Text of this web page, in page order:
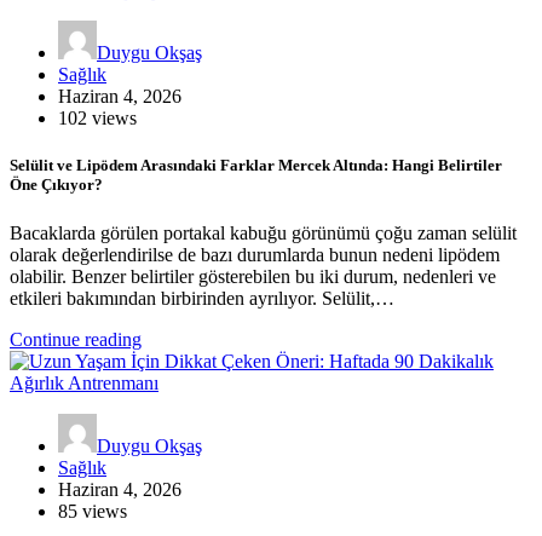
Duygu Okşaş
Sağlık
Haziran 4, 2026
102 views
Selülit ve Lipödem Arasındaki Farklar Mercek Altında: Hangi Belirtiler
Öne Çıkıyor?
Bacaklarda görülen portakal kabuğu görünümü çoğu zaman selülit
olarak değerlendirilse de bazı durumlarda bunun nedeni lipödem
olabilir. Benzer belirtiler gösterebilen bu iki durum, nedenleri ve
etkileri bakımından birbirinden ayrılıyor. Selülit,…
Continue reading
Duygu Okşaş
Sağlık
Haziran 4, 2026
85 views